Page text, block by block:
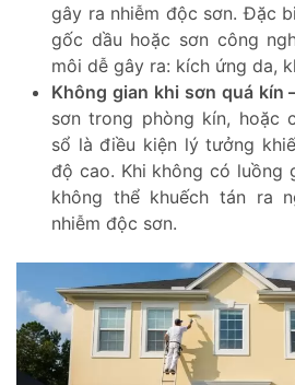
gây ra nhiễm độc sơn. Đặc
gốc dầu hoặc sơn công
môi dễ gây ra: kích ứng da,
Không gian khi sơn quá kín
sơn trong phòng kín, hoặc
sổ là điều kiện lý tưởng
độ cao. Khi không có luồng
không thể khuếch tán ra
nhiễm độc sơn.